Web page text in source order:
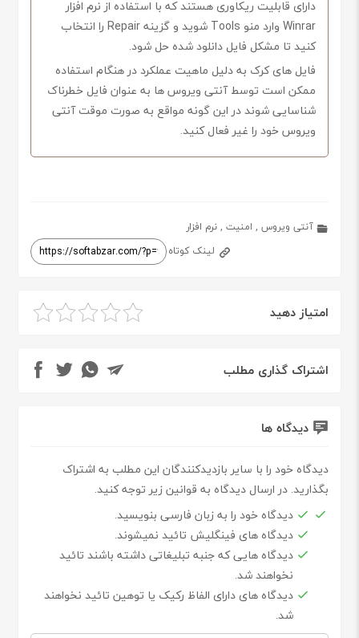
دارای قابلیت ریکاوری هستند که با استفاده از نرم افزار
Winrar وارد منو Tools شوید و گزینه Repair را انتخاب
کنید تا مشکل فایل دانلود شده حل شود.
فایل های کرک به دلیل ماهیت عملکرد در هنگام استفاده
ممکن است توسط آنتی ویروس ها به عنوان فایل خطرناک
شناسایی شوند در این گونه مواقع به صورت موقت آنتی
ویروس خود را غیر فعال کنید.
آنتی ویروس , امنیت ,نرم افزار
لینک کوتاه
امتیاز دهید
اشتراک گذاری مطلب
دیدگاه ها
دیدگاه خود را با سایر بازدیدکنندگان این مطلب به اشتراک
بگذارید. در ارسال دیدگاه به قوانین زیر توجه کنید.
دیدگاه خود را به زبان فارسی بنویسید.
دیدگاه های فینگلیش تائید نمیشوند.
دیدگاه هایی که جنبه تبلیغاتی داشته باشند تائید
نخواهند شد.
دیدگاه های دارای الفاظ رکیک یا توهین تائید نخواهند
شد.